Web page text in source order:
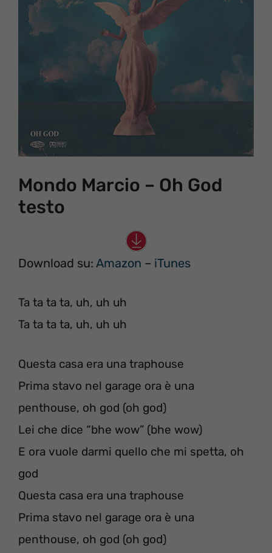
Mondo Marcio – Oh God
testo
Download su: Amazon – iTunes
Ta ta ta ta, uh, uh uh
Ta ta ta ta, uh, uh uh
Questa casa era una traphouse
Prima stavo nel garage ora è una
penthouse, oh god (oh god)
Lei che dice “bhe wow” (bhe wow)
E ora vuole darmi quello che mi spetta, oh
god
Questa casa era una traphouse
Prima stavo nel garage ora è una
penthouse, oh god (oh god)